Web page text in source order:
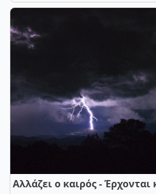
Αλλάζει ο καιρός - Έρχονται